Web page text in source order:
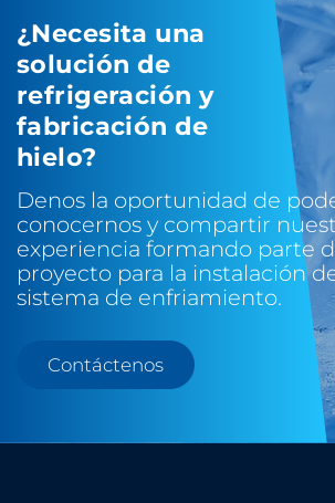
¿Necesita una
solución de
refrigeración y
fabricación de
hielo?
Denos la oportunidad de
conocernos y compartir
experiencia formando parte
proyecto para la instalación
sistema de enfriamiento.
Contáctenos